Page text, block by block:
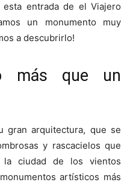
entrada de el Viajero
un monumento muy
a descubrirlo!
más que un
gran arquitectura, que se
y rascacielos que
ciudad de los vientos
artísticos más